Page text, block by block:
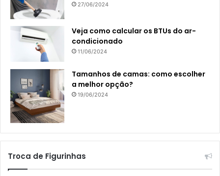
27/06/2024
Veja como calcular os BTUs do ar-
condicionado
11/06/2024
Tamanhos de camas: como escolher
a melhor opção?
19/06/2024
Troca de Figurinhas